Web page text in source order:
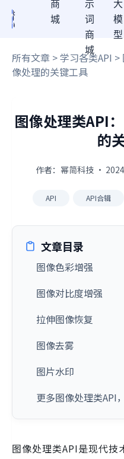
商
城
示
词
商
城
大
模
型
所有文章 >学习各类API >
像处理的关键工具
图像处理类API
的
作者：幂简科技 ·
API API合辑
文章目录
图像色彩增强
图像对比度增强
拉伸图像恢复
图像去雾
图片水印
更多图像处理类API
图像处理类API是现代技